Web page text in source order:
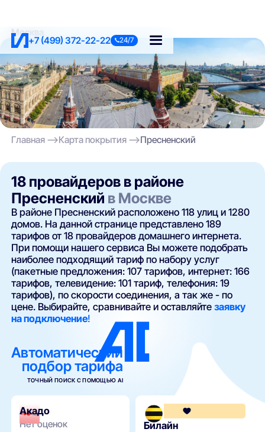
+7 (499) 372-22-22 24/7
Москва
Главная Карта покрытия Пресненский
18 провайдеров в районе
Пресненский в Москве
В районе Пресненский расположено 118 улиц и 1280
домов. На данной странице представлено 189
тарифов от 18 провайдеров домашнего интернета.
При помощи нашего сервиса Вы можете подобрать
наиболее подходящий тариф по набору услуг
(пакетные предложения: 107 тарифов, интернет: 166
тарифов, телевидение: 101 тариф, телефония: 19
тарифов), по скорости соединения, а так же - по
цене. Выбирайте, сравнивайте и оставляйтезаявку
на подключение!
Автоматический
подбор тарифа
ТОЧНЫЙ ПОИСК С ПОМОЩЬЮ AI
Акадо
Нет оценок Билайн